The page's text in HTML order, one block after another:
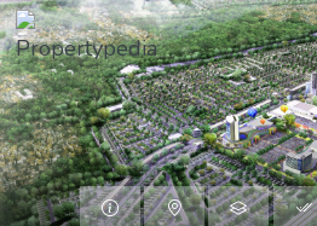
InformasiLokasi Tipe